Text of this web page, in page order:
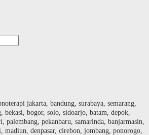
jakarta, bandung, surabaya, semarang,
bekasi, bogor, solo, sidoarjo, batam, depok,
palembang, pekanbaru, samarinda, banjarmasin,
denpasar, cirebon, jombang, ponorogo,